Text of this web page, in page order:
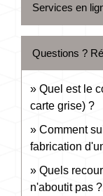
Services en
Questions ?
Quel est le
carte grise) ?
Comment
fabrication
Quels
n'aboutit pas ?